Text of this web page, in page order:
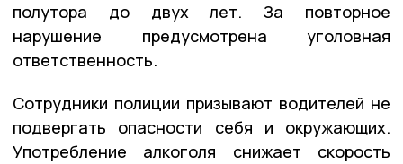
полутора до двух лет. За повторное
нарушение предусмотрена уголовная
ответственность.
Сотрудники полиции призывают водителей не
подвергать опасности себя и окружающих.
Употребление алкоголя снижает скорость